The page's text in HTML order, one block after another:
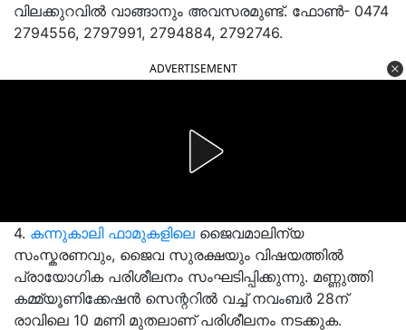
വിലക്കുറവില്‍ വാങ്ങാനും അവസരമുണ്ട്. ഫോണ്‍- 0474
2794556, 2797991, 2794884, 2792746.
ADVERTISEMENT
4. കന്നുകാലി ഫാമുകളിലെ ജൈവമാലിന്യ
സംസ്കരണവും, ജൈവ സുരക്ഷയും വിഷയത്തിൽ
പ്രായോഗിക പരിശീലനം സംഘടിപ്പിക്കുന്നു. മണ്ണുത്തി
കമ്മ്യൂണിക്കേഷൻ സെന്ററിൽ വച്ച് നവംബർ 28ന്
രാവിലെ 10 മണി മുതലാണ് പരിശീലനം നടക്കുക.